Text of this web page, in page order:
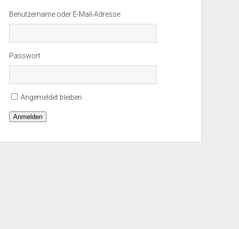
Benutzername oder E-Mail-Adresse
Passwort
Angemeldet bleiben
Anmelden